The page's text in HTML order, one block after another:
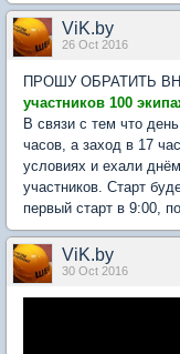
ViK.by
26 Oct 2016
ПРОШУ ОБРАТИТЬ
участников 100
В связи с тем что
часов, а заход в 17
условиях и ехали
участников. Старт
первый старт в 9:00,
ViK.by
30 Oct 2016